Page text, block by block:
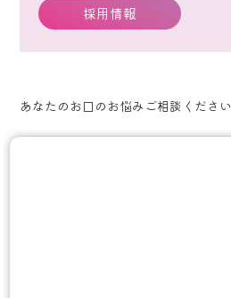
採用情報
あなたのお口のお悩みご相談ください